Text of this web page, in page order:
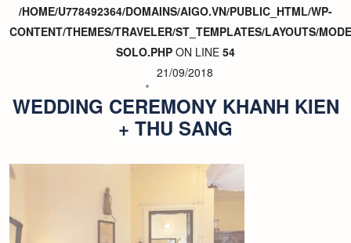
/HOME/U778492364/DOMAINS/AIGO.VN/PUBLIC_HTML/WP-
CONTENT/THEMES/TRAVELER/ST_TEMPLATES/LAYOUTS/
SOLO.PHP ON LINE 54
21/09/2018
WEDDING CEREMONY KHANH KIEN
+ THU SANG